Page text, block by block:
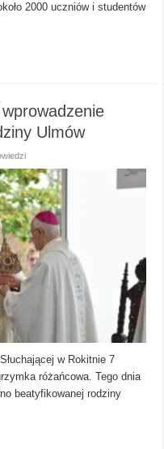
2000 uczniów i studentów
Ulmów
w Rokitnie 7
różańcowa. Tego dnia
beatyfikowanej rodziny